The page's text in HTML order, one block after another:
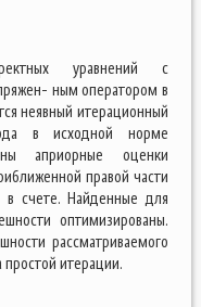
уравнений с
ным оператором в
неявный итерационный
в исходной норме
априорные оценки
правой части
в счете. Найденные для
оптимизированы.
рассматриваемого
итерации.